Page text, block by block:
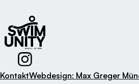
KontaktWebdesign: Max Greger